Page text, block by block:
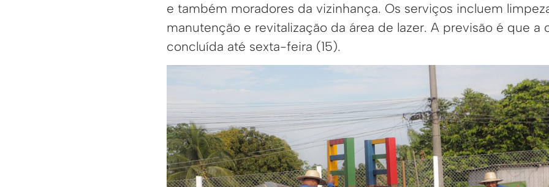
e também moradores da vizinhança. Os serviços incluem
manutenção e revitalização da área de lazer. A previsão é que a
concluída até sexta-feira (15).